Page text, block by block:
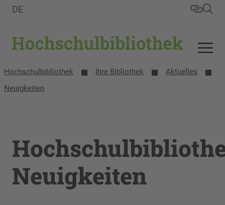
DE
Hochschulbibliothek Ihre Bibliothek
Aktuelles
Neuigkeiten
Neuigkeiten